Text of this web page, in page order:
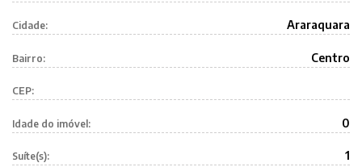
Cidade: Araraquara
Bairro: Centro
CEP:
Idade do imóvel: 0
Suíte(s): 1